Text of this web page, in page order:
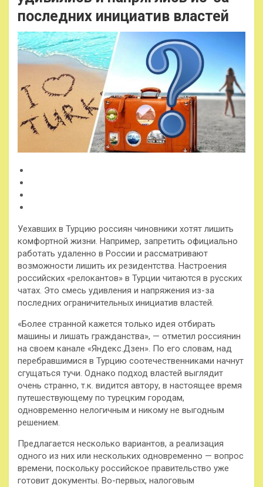
последних инициатив властей
Уехавших в Турцию россиян чиновники хотят лишить
комфортной жизни. Например, запретить официально
работать удаленно в России и рассматривают
возможности лишить их резидентства. Настроения
российских «релокантов» в Турции читаются в русских
чатах. Это смесь удивления и напряжения из-за
последних ограничительных инициатив властей.
«Более странной кажется только идея отбирать
машины и лишать гражданства», — отметил россиянин
на своем канале «Яндекс.Дзен». По его словам, над
перебравшимися в Турцию соотечественниками начнут
сгущаться тучи. Однако подход властей выглядит
очень странно, т.к. видится автору, в настоящее время
путешествующему по турецким городам,
одновременно нелогичным и никому не выгодным
решением.
Предлагается несколько вариантов, а реализация
одного из них или нескольких одновременно — вопрос
времени, поскольку российское правительство уже
готовит документы. Во-первых, налоговым